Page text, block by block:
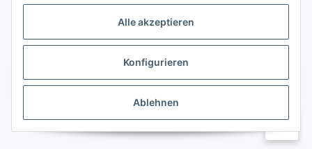
Alle akzeptieren
Konfigurieren
Ablehnen
masterframe GmbH
Vertrag widerrufen
* Alle Preise inkl. gesetzlicher USt., zzgl.Versand